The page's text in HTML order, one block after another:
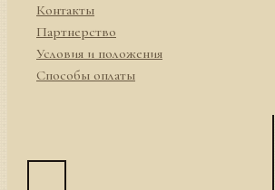
Контакты
Партнерство
Условия и положения
Способы оплаты